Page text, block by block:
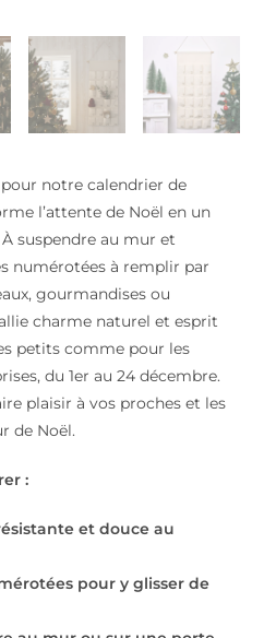
notre calendrier de
l’attente de Noël en un
suspendre au mur et
numérotées à remplir par
gourmandises ou
charme naturel et esprit
petits comme pour les
du 1er au 24 décembre.
plaisir à vos proches et les
de Noël.
:
et douce au
pour y glisser de